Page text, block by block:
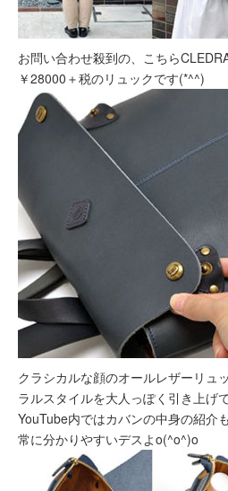
お問い合わせ殺到の、こちら
￥28000＋税のリュックです(*^^)
クラシカルな顔のオールレザーリュ
ラルスタイルを大人っぽく引き上げ
YouTube内ではカバンの中身の紹介
常に分かりやすいデスよo(^o^)o